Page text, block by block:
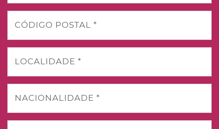
CÓDIGO POSTAL *
LOCALIDADE *
NACIONALIDADE *